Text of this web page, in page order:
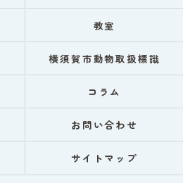
教室
横須賀市動物取扱標識
コラム
お問い合わせ
サイトマップ